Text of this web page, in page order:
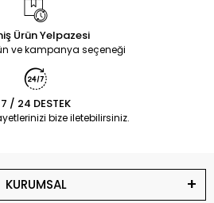
Ürün Yelpazesi
ve kampanya seçeneği
7 / 24 DESTEK
bize iletebilirsiniz.
KURUMSAL